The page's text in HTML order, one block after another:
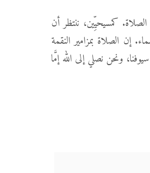
كمسيحيِّين، ننتظر أن
إن الصلاة بمزامير النقمة
ونحن نصلي إلى الله إمَّا